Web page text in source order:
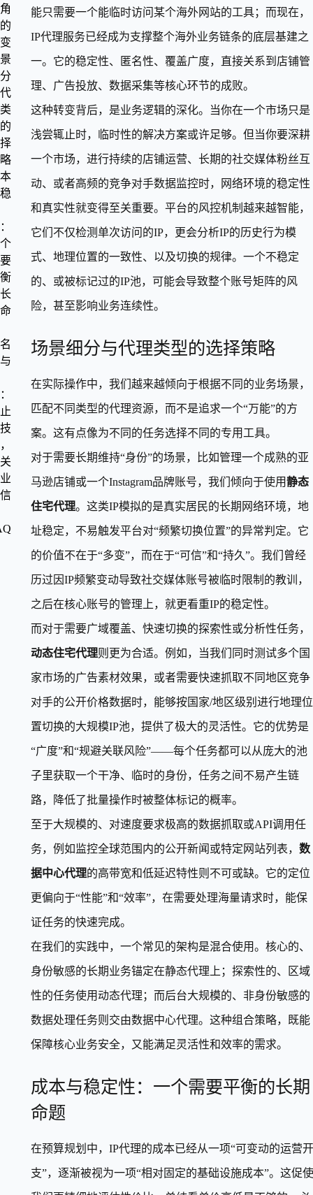
能只需要一个能临时访问某个海外网站的工具；而现在，
IP代理服务已经成为支撑整个海外业务链条的底层基建之
一。它的稳定性、匿名性、覆盖广度，直接关系到店铺管
理、广告投放、数据采集等核心环节的成败。
这种转变背后，是业务逻辑的深化。当你在一个市场只是
浅尝辄止时，临时性的解决方案或许足够。但当你要深耕
一个市场，进行持续的店铺运营、长期的社交媒体粉丝互
动、或者高频的竞争对手数据监控时，网络环境的稳定性
和真实性就变得至关重要。平台的风控机制越来越智能，
它们不仅检测单次访问的IP，更会分析IP的历史行为模
式、地理位置的一致性、以及切换的规律。一个不稳定
的、或被标记过的IP池，可能会导致整个账号矩阵的风
险，甚至影响业务连续性。
场景细分与代理类型的选择策略
在实际操作中，我们越来越倾向于根据不同的业务场景，
匹配不同类型的代理资源，而不是追求一个“万能”的方
案。这有点像为不同的任务选择不同的专用工具。
对于需要长期维持“身份”的场景，比如管理一个成熟的亚
马逊店铺或一个Instagram品牌账号，我们倾向于使用静态
住宅代理。这类IP模拟的是真实居民的长期网络环境，地
址稳定，不易触发平台对“频繁切换位置”的异常判定。它
的价值不在于“多变”，而在于“可信”和“持久”。我们曾经
历过因IP频繁变动导致社交媒体账号被临时限制的教训，
之后在核心账号的管理上，就更看重IP的稳定性。
而对于需要广域覆盖、快速切换的探索性或分析性任务，
动态住宅代理则更为合适。例如，当我们同时测试多个国
家市场的广告素材效果，或者需要快速抓取不同地区竞争
对手的公开价格数据时，能够按国家/地区级别进行地理位
置切换的大规模IP池，提供了极大的灵活性。它的优势是
“广度”和“规避关联风险”——每个任务都可以从庞大的池
子里获取一个干净、临时的身份，任务之间不易产生链
路，降低了批量操作时被整体标记的概率。
至于大规模的、对速度要求极高的数据抓取或API调用任
务，例如监控全球范围内的公开新闻或特定网站列表， 数
据中心代理的高带宽和低延迟特性则不可或缺。它的定位
更偏向于“性能”和“效率”，在需要处理海量请求时，能保
证任务的快速完成。
在我们的实践中，一个常见的架构是混合使用。核心的、
身份敏感的长期业务锚定在静态代理上；探索性的、区域
性的任务使用动态代理；而后台大规模的、非身份敏感的
数据处理任务则交由数据中心代理。这种组合策略，既能
保障核心业务安全，又能满足灵活性和效率的需求。
成本与稳定性：一个需要平衡的长期
命题
在预算规划中，IP代理的成本已经从一项“可变动的运营开
支”，逐渐被视为一项“相对固定的基础设施成本”。这促使